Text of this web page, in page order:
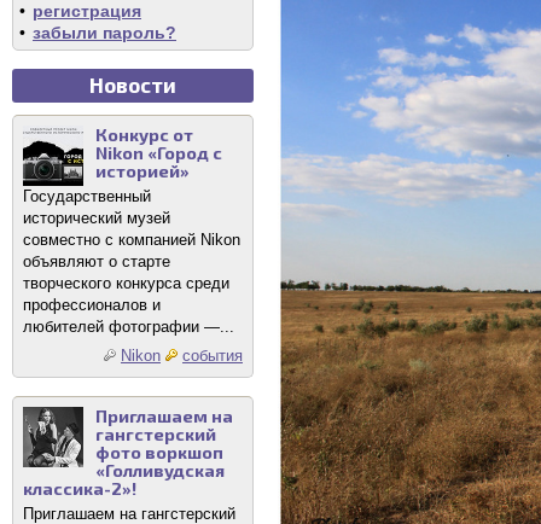
• регистрация
• забыли пароль?
Новости
Конкурс от
Nikon «Город с
историей»
Государственный
исторический музей
совместно с компанией Nikon
объявляют о старте
творческого конкурса среди
профессионалов и
любителей фотографии —...
Nikon
события
Приглашаем на
гангстерский
фото воркшоп
«Голливудская
классика-2»!
Приглашаем на гангстерский